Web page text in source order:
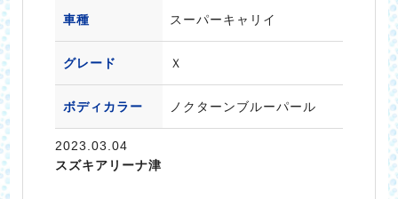
車種 スーパーキャリイ
グレード Ｘ
ボディカラー ノクターンブルーパール
2023.03.04
スズキアリーナ津